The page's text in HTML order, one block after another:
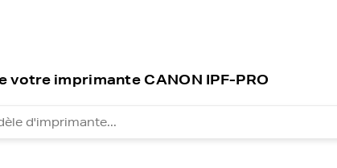
votre imprimante CANON IPF-PRO